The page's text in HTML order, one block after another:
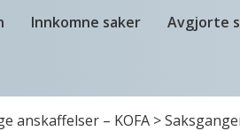
Innkomne saker Avgjorte
anskaffelser – KOFA >